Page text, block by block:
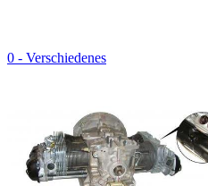
0 - Verschiedenes